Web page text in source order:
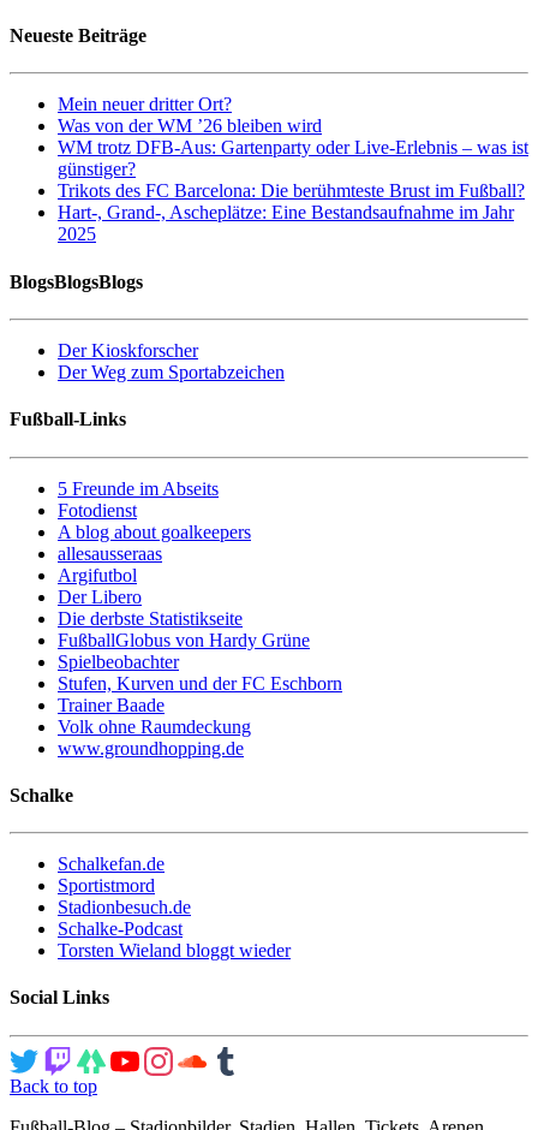
Neueste Beiträge
Mein neuer dritter Ort?
Was von der WM ’26 bleiben wird
WM trotz DFB-Aus: Gartenparty oder Live-Erlebnis – was ist
günstiger?
Trikots des FC Barcelona: Die berühmteste Brust im Fußball?
Hart-, Grand-, Ascheplätze: Eine Bestandsaufnahme im Jahr
2025
BlogsBlogsBlogs
Der Kioskforscher
Der Weg zum Sportabzeichen
Fußball-Links
5 Freunde im Abseits
Fotodienst
A blog about goalkeepers
allesausseraas
Argifutbol
Der Libero
Die derbste Statistikseite
FußballGlobus von Hardy Grüne
Spielbeobachter
Stufen, Kurven und der FC Eschborn
Trainer Baade
Volk ohne Raumdeckung
www.groundhopping.de
Schalke
Schalkefan.de
Sportistmord
Stadionbesuch.de
Schalke-Podcast
Torsten Wieland bloggt wieder
Social Links
Back to top